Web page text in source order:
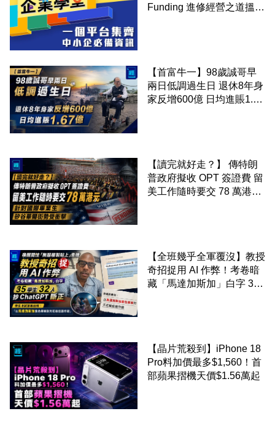
Funding 進修經營之道搵大
【首富牛一】98歲誠哥早
兩日低調過生日 退休8年身
家反增600億 日均進賬1.67
【讀完就好走？】 傳特朗
普政府擬收 OPT 簽證費 留
美工作隨時要交 78 萬港元
【全班幾乎全軍覆沒】教授
奇招捉用 AI 作弊！考卷暗
藏「馬達加斯加」白字 35
【晶片荒殺到】iPhone 18
Pro料加價最多$1,560！首
部蘋果摺機天價$1.56萬起